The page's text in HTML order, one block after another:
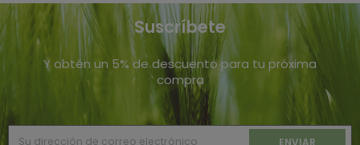
Suscríbete
Y obtén un 5% de descuento para tu próxima
compra